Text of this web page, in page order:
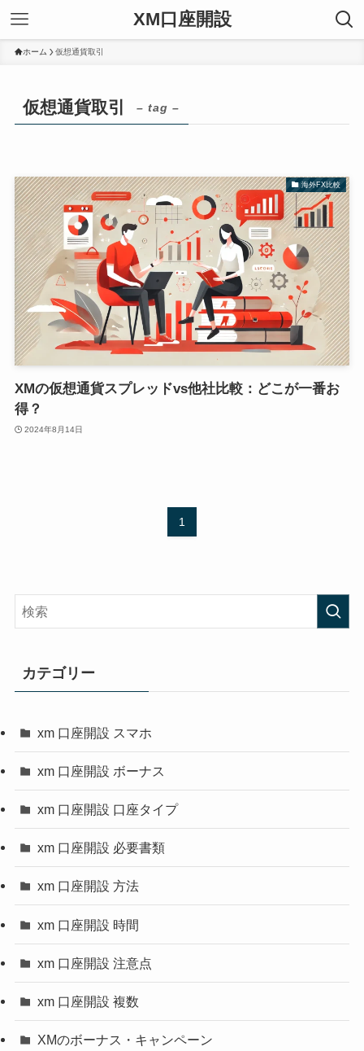
XM口座開設
ホーム 仮想通貨取引
仮想通貨取引 – tag –
海外FX比較
XMの仮想通貨スプレッドvs他社比較：どこが一番お
得？
2024年8月14日
1
カテゴリー
xm 口座開設 スマホ
xm 口座開設 ボーナス
xm 口座開設 口座タイプ
xm 口座開設 必要書類
xm 口座開設 方法
xm 口座開設 時間
xm 口座開設 注意点
xm 口座開設 複数
XMのボーナス・キャンペーン